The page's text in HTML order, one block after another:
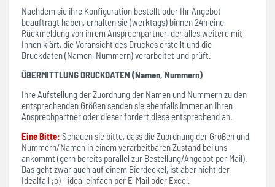
Nachdem sie ihre Konfiguration bestellt oder Ihr Angebot
beauftragt haben, erhalten sie (werktags) binnen 24h eine
Rückmeldung von ihrem Ansprechpartner, der alles weitere mit
Ihnen klärt, die Voransicht des Druckes erstellt und die
Druckdaten (Namen, Nummern) verarbeitet und prüft.
ÜBERMITTLUNG DRUCKDATEN (Namen, Nummern)
Ihre Aufstellung der Zuordnung der Namen und Nummern zu den
entsprechenden Größen senden sie ebenfalls immer an ihren
Ansprechpartner oder dieser fordert diese entsprechend an.
Eine Bitte: Schauen sie bitte, dass die Zuordnung der Größen und
Nummern/Namen in einem verarbeitbaren Zustand bei uns
ankommt (gern bereits parallel zur Bestellung/Angebot per Mail).
Das geht zwar auch auf einem Bierdeckel, ist aber nicht der
Idealfall ;o) - ideal einfach per E-Mail oder Excel.